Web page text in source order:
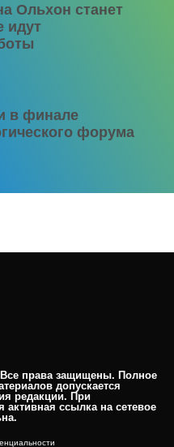
Ольхон станет
идут
в финале
форума
права защищены. Полное
допускается
редакции. При
ссылка на сетевое